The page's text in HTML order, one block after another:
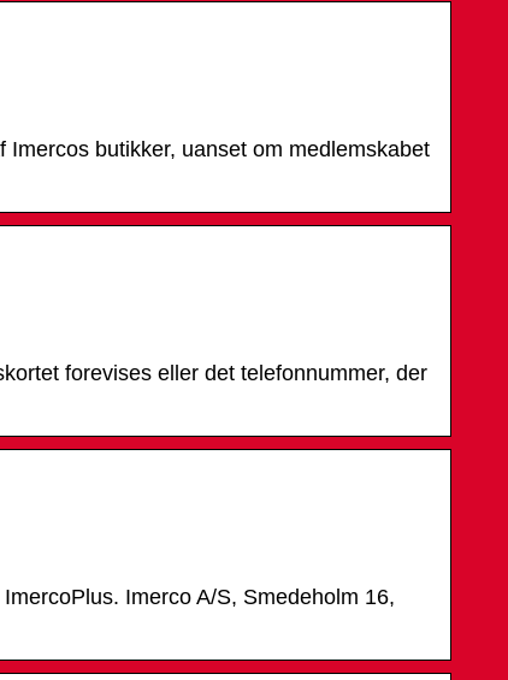
butikker, uanset om medlemskabet
forevises eller det telefonnummer, der
Imerco A/S, Smedeholm 16,